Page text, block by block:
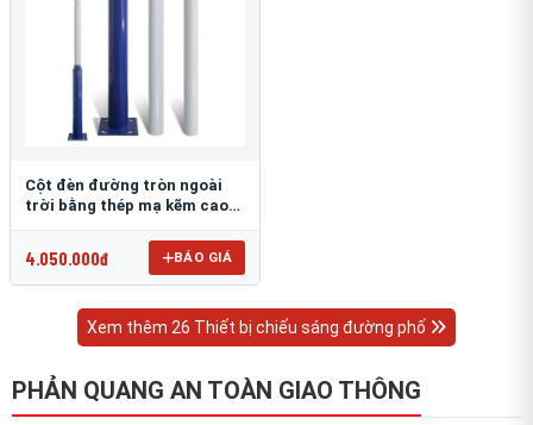
Cột đèn đường tròn ngoài
trời bằng thép mạ kẽm cao
4.050.000đ BÁO GIÁ
Xem thêm 26 Thiết bị chiếu sáng đường phố
PHẢN QUANG AN TOÀN GIAO THÔNG